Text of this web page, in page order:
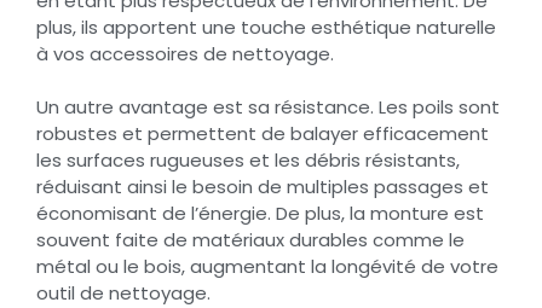
plus, ils apportent une touche esthétique naturelle
à vos accessoires de nettoyage.
Un autre avantage est sa résistance. Les poils sont
robustes et permettent de balayer efficacement
les surfaces rugueuses et les débris résistants,
réduisant ainsi le besoin de multiples passages et
économisant de l’énergie. De plus, la monture est
souvent faite de matériaux durables comme le
métal ou le bois, augmentant la longévité de votre
outil de nettoyage.